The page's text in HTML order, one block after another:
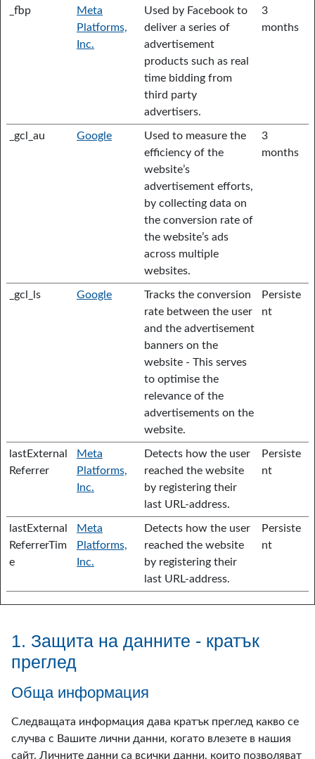
_fbp
Meta
Platforms,
Inc.
Used by Facebook to
deliver a series of
advertisement
products such as real
time bidding from
third party
advertisers.
3
months
_gcl_au Google
Used to measure the
efficiency of the
website’s
advertisement efforts,
by collecting data on
the conversion rate of
the website’s ads
across multiple
websites.
3
months
_gcl_ls Google
Tracks the conversion
rate between the user
and the advertisement
banners on the
website - This serves
to optimise the
relevance of the
advertisements on the
website.
Persiste
nt
lastExternal
Referrer
Meta
Platforms,
Inc.
Detects how the user
reached the website
by registering their
last URL-address.
Persiste
nt
lastExternal
ReferrerTim
e
Meta
Platforms,
Inc.
Detects how the user
reached the website
by registering their
last URL-address.
Persiste
nt
1. Защита на данните - кратък
преглед
Обща информация
Следващата информация дава кратък преглед какво се
случва с Вашите лични данни, когато влезете в нашия
сайт. Личните данни са всички данни, които позволяват